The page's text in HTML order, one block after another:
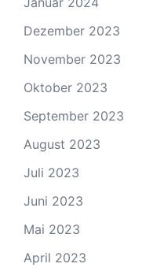
Dezember 2023
November 2023
Oktober 2023
September 2023
August 2023
Juli 2023
Juni 2023
Mai 2023
April 2023